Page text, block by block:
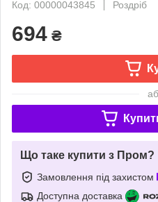
Код: 00000043845
Роздріб
694 ₴
Що таке купити з Пром?
Замовлення під захистом
Доступна доставка